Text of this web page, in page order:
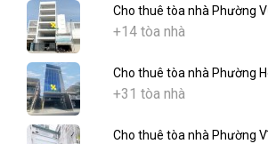
Cho thuê tòa nhà Phường
+14 tòa nhà
Cho thuê tòa nhà Phường
+31 tòa nhà
Cho thuê tòa nhà Phường